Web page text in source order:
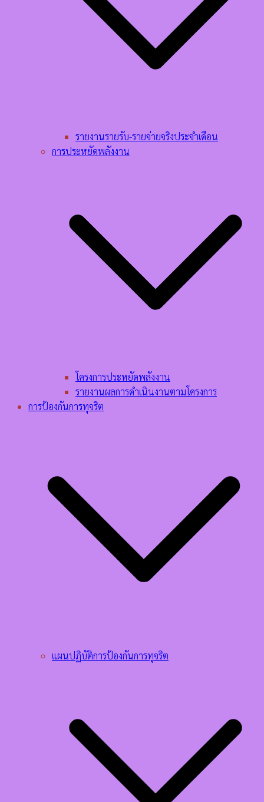
รายงานรายรับ-รายจ่ายจริงประจำเดือน
การประหยัดพลังงาน
โครงการประหยัดพลังงาน
รายงานผลการดำเนินงานตามโครงการ
การป้องกันการทุจริต
แผนปฏิบัติการป้องกันการทุจริต